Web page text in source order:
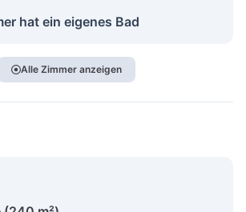
hat ein eigenes Bad
Alle Zimmer anzeigen